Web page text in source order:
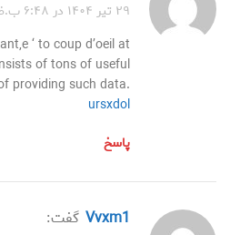
۲۹ تیر ۱۴۰۴ در ۶:۴۸ ب.ظ
‘ to coup d’oeil at
of tons of useful
providing such data.
ursxdol
پاسخ
vvxm1 گفت: